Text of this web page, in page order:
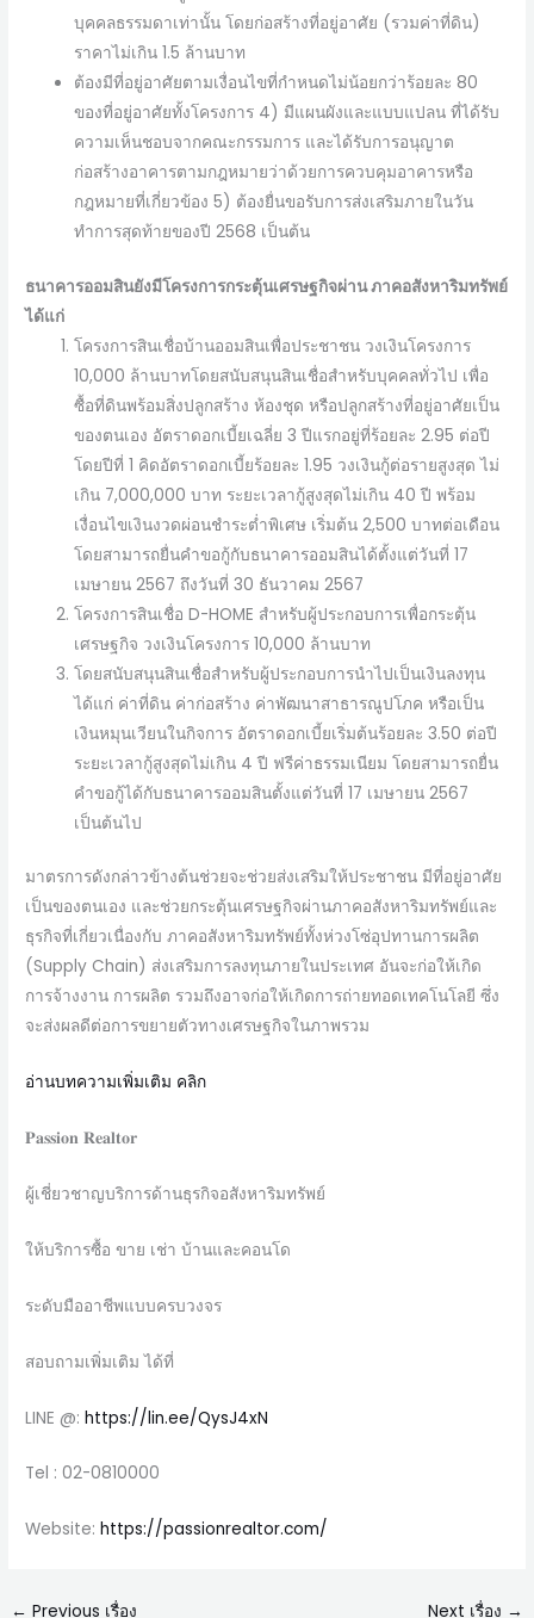
บุคคลธรรมดาเท่านั้น โดยก่อสร้างที่อยู่อาศัย (รวมค่าที่ดิน)
ราคาไม่เกิน 1.5 ล้านบาท
ต้องมีที่อยู่อาศัยตามเงื่อนไขที่กำหนดไม่น้อยกว่าร้อยละ 80
ของที่อยู่อาศัยทั้งโครงการ 4) มีแผนผังและแบบแปลน ที่ได้รับ
ความเห็นชอบจากคณะกรรมการ และได้รับการอนุญาต
ก่อสร้างอาคารตามกฎหมายว่าด้วยการควบคุมอาคารหรือ
กฎหมายที่เกี่ยวข้อง 5) ต้องยื่นขอรับการส่งเสริมภายในวัน
ทำการสุดท้ายของปี 2568 เป็นต้น
ธนาคารออมสินยังมีโครงการกระตุ้นเศรษฐกิจผ่าน ภาคอสังหาริมทรัพย์
ได้แก่
โครงการสินเชื่อบ้านออมสินเพื่อประชาชน วงเงินโครงการ
10,000 ล้านบาทโดยสนับสนุนสินเชื่อสำหรับบุคคลทั่วไป เพื่อ
ซื้อที่ดินพร้อมสิ่งปลูกสร้าง ห้องชุด หรือปลูกสร้างที่อยู่อาศัยเป็น
ของตนเอง อัตราดอกเบี้ยเฉลี่ย 3 ปีแรกอยู่ที่ร้อยละ 2.95 ต่อปี
โดยปีที่ 1 คิดอัตราดอกเบี้ยร้อยละ 1.95 วงเงินกู้ต่อรายสูงสุด ไม่
เกิน 7,000,000 บาท ระยะเวลากู้สูงสุดไม่เกิน 40 ปี พร้อม
เงื่อนไขเงินงวดผ่อนชำระต่ำพิเศษ เริ่มต้น 2,500 บาทต่อเดือน
โดยสามารถยื่นคำขอกู้กับธนาคารออมสินได้ตั้งแต่วันที่ 17
เมษายน 2567 ถึงวันที่ 30 ธันวาคม 2567
โครงการสินเชื่อ D-HOME สำหรับผู้ประกอบการเพื่อกระตุ้น
เศรษฐกิจ วงเงินโครงการ 10,000 ล้านบาท
โดยสนับสนุนสินเชื่อสำหรับผู้ประกอบการนำไปเป็นเงินลงทุน
ได้แก่ ค่าที่ดิน ค่าก่อสร้าง ค่าพัฒนาสาธารณูปโภค หรือเป็น
เงินหมุนเวียนในกิจการ อัตราดอกเบี้ยเริ่มต้นร้อยละ 3.50 ต่อปี
ระยะเวลากู้สูงสุดไม่เกิน 4 ปี ฟรีค่าธรรมเนียม โดยสามารถยื่น
คำขอกู้ได้กับธนาคารออมสินตั้งแต่วันที่ 17 เมษายน 2567
เป็นต้นไป
มาตรการดังกล่าวข้างต้นช่วยจะช่วยส่งเสริมให้ประชาชน มีที่อยู่อาศัย
เป็นของตนเอง และช่วยกระตุ้นเศรษฐกิจผ่านภาคอสังหาริมทรัพย์และ
ธุรกิจที่เกี่ยวเนื่องกับ ภาคอสังหาริมทรัพย์ทั้งห่วงโซ่อุปทานการผลิต
(Supply Chain) ส่งเสริมการลงทุนภายในประเทศ อันจะก่อให้เกิด
การจ้างงาน การผลิต รวมถึงอาจก่อให้เกิดการถ่ายทอดเทคโนโลยี ซึ่ง
จะส่งผลดีต่อการขยายตัวทางเศรษฐกิจในภาพรวม
อ่านบทความเพิ่มเติม คลิก
𝐏𝐚𝐬𝐬𝐢𝐨𝐧 𝐑𝐞𝐚𝐥𝐭𝐨𝐫
ผู้เชี่ยวชาญบริการด้านธุรกิจอสังหาริมทรัพย์
ให้บริการซื้อ ขาย เช่า บ้านและคอนโด
ระดับมืออาชีพแบบครบวงจร
สอบถามเพิ่มเติม ได้ที่
LINE @:https://lin.ee/QysJ4xN
Tel : 02-0810000
Website:https://passionrealtor.com/
← Previous เรื่อง Next เรื่อง →